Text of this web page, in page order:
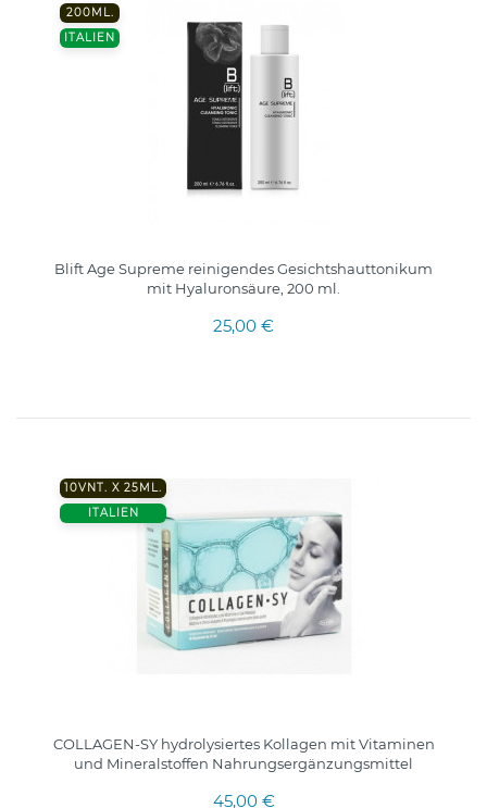
200ML.
ITALIEN
Blift Age Supreme reinigendes Gesichtshauttonikum
mit Hyaluronsäure, 200 ml.
25,00 €
10VNT. X 25ML.
ITALIEN
COLLAGEN-SY hydrolysiertes Kollagen mit Vitaminen
und Mineralstoffen Nahrungsergänzungsmittel
45,00 €